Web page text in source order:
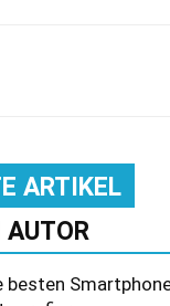
ARTIKEL
besten